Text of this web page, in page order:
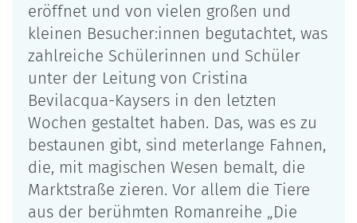
eröffnet und von vielen großen und
kleinen Besucher:innen begutachtet, was
zahlreiche Schülerinnen und Schüler
unter der Leitung von Cristina
Bevilacqua-Kaysers in den letzten
Wochen gestaltet haben. Das, was es zu
bestaunen gibt, sind meterlange Fahnen,
die, mit magischen Wesen bemalt, die
Marktstraße zieren. Vor allem die Tiere
aus der berühmten Romanreihe „Die